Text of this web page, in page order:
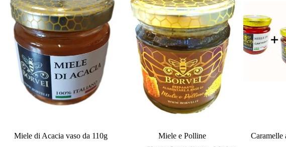
Miele di Acacia vaso da 110g
Miele e Polline
Caramelle